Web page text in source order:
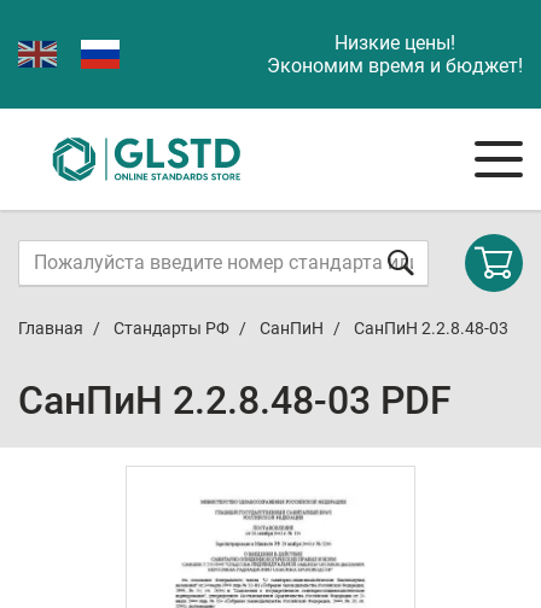
Низкие цены!
Экономим время и бюджет!
Главная Стандарты РФ СанПиН СанПиН 2.2.8.48-03
СанПиН 2.2.8.48-03 PDF